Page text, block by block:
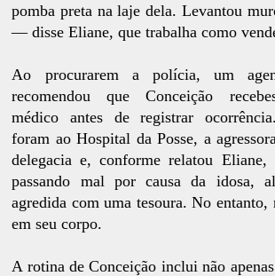
pomba preta na laje dela. Levantou
— disse Eliane, que trabalha como
Ao procurarem a polícia, um
recomendou que Conceição
médico antes de registrar
foram ao Hospital da Posse, a
delegacia e, conforme relatou Eliane,
passando mal por causa da idosa,
agredida com uma tesoura. No entanto,
em seu corpo.
A rotina de Conceição inclui não